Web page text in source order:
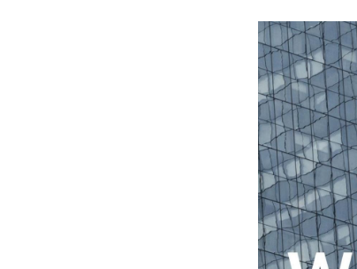
Bundesland von einer
Koalition aus CDU, SPD
und FDP regiert.-
Umfragen, Prognosen,
Wahlprogramme,
aktuelle Berichte und
Hintergründe zu den
Parteien und Kandidaten
der anstehenden Wahl.